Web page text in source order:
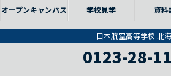
オープンキャンパス 学校見学 資料
日本航空高等学校 北
0123-28-